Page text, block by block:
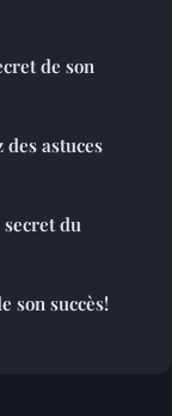
de son
astuces
du
son succès!